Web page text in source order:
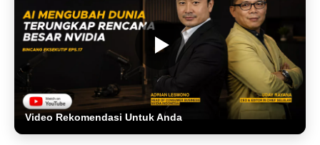
Video Rekomendasi Untuk Anda